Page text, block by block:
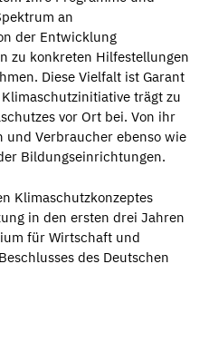
an
der Entwicklung
zu konkreten Hilfestellungen
Diese Vielfalt ist Garant
trägt zu
vor Ort bei. Von ihr
Verbraucher ebenso wie
Bildungseinrichtungen.
Klimaschutzkonzeptes
in den ersten drei Jahren
für Wirtschaft und
des Deutschen